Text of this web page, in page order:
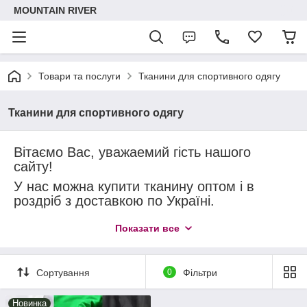
MOUNTAIN RIVER
Товари та послуги Тканини для спортивного одягу
Тканини для спортивного одягу
Вітаємо Вас, уважаемий гість нашого
сайту!
У нас можна купити тканину оптом і в
роздріб з доставкою по Україні.
асортимент високоякісних тканин
Китаю,Туреччини та Кореї
постачальниками і виробниками без
Показати все
Сортування 0 Фільтри
Новинка